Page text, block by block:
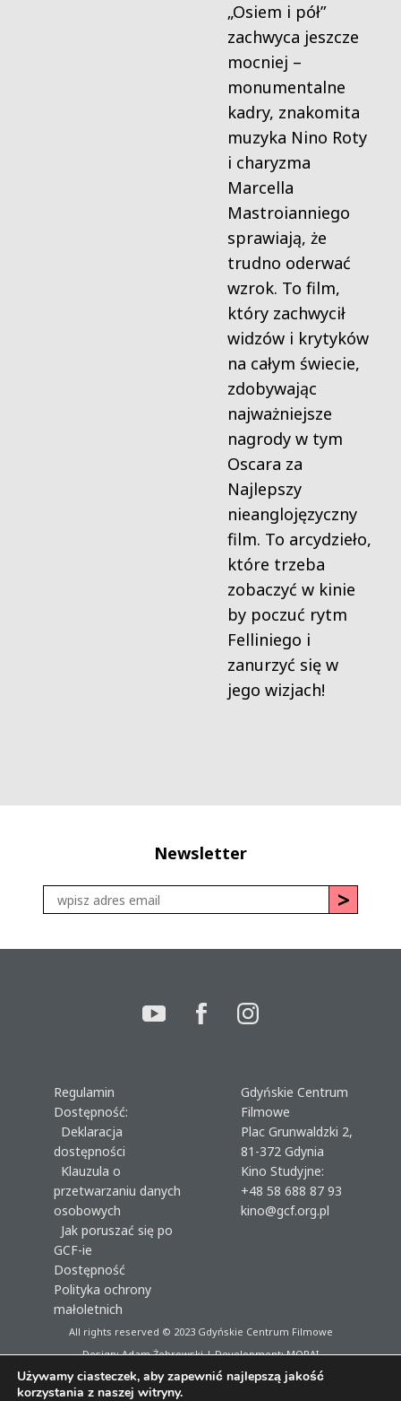
„Osiem i pół”
zachwyca jeszcze
mocniej –
monumentalne
kadry, znakomita
muzyka Nino Roty
i charyzma
Marcella
Mastroianniego
sprawiają, że
trudno oderwać
wzrok. To film,
który zachwycił
widzów i krytyków
na całym świecie,
zdobywając
najważniejsze
nagrody w tym
Oscara za
Najlepszy
nieanglojęzyczny
film. To arcydzieło,
które trzeba
zobaczyć w kinie
by poczuć rytm
Felliniego i
zanurzyć się w
jego wizjach!
Newsletter
Regulamin
Dostępność:
Deklaracja
dostępności
Klauzula o
przetwarzaniu danych
osobowych
Jak poruszać się po
GCF-ie
Dostępność
Polityka ochrony
małoletnich
Gdyńskie Centrum
Filmowe
Plac Grunwaldzki 2,
81-372 Gdynia
Kino Studyjne:
+48 58 688 87 93
kino@gcf.org.pl
All rights reserved © 2023Gdyńskie Centrum Filmowe
Design: Adam Żebrowski | Development:MORAI
Używamy ciasteczek, aby zapewnić najlepszą jakość
korzystania z naszej witryny.